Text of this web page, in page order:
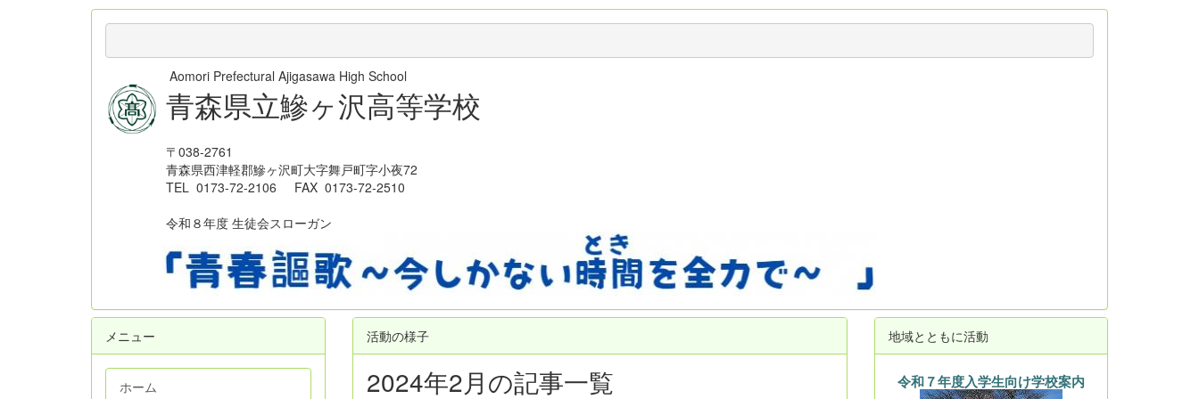
Aomori Prefectural Ajigasawa High School
青森県立鰺ヶ沢高等学校
〒038-2761
青森県西津軽郡鰺ヶ沢町大字舞戸町字小夜72
TEL 0173-72-2106 FAX 0173-72-2510
令和８年度 生徒会スローガン
活動の様子
2024年2月の記事一覧
メニュー
ホーム
地域とともに活動
令和７年度入学生向け学校案内